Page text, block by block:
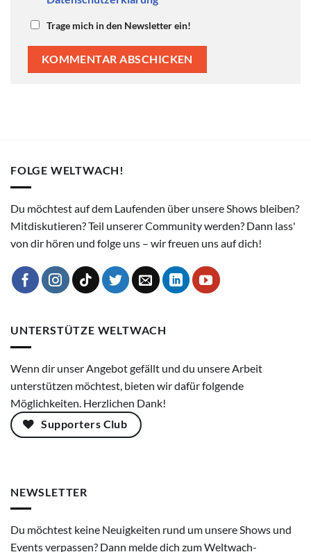
Trage mich in den Newsletter ein!
FOLGE WELTWACH!
Du möchtest auf dem Laufenden über unsere Shows bleiben?
Mitdiskutieren? Teil unserer Community werden? Dann lass'
von dir hören und folge uns – wir freuen uns auf dich!
UNTERSTÜTZE WELTWACH
Wenn dir unser Angebot gefällt und du unsere Arbeit
unterstützen möchtest, bieten wir dafür folgende
Möglichkeiten. Herzlichen Dank!
Supporters Club
NEWSLETTER
Du möchtest keine Neuigkeiten rund um unsere Shows und
Events verpassen? Dann melde dich zum Weltwach-